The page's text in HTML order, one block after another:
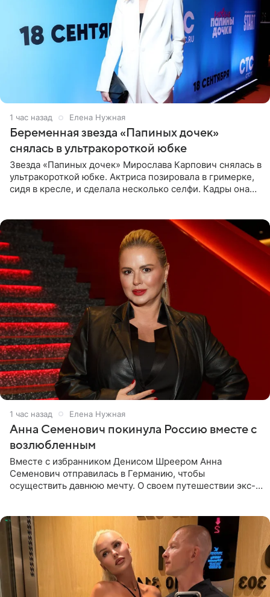
1 час назад Елена Нужная
Беременная звезда «Папиных дочек»
снялась в ультракороткой юбке
Звезда «Папиных дочек» Мирослава Карпович снялась в
ультракороткой юбке. Актриса позировала в гримерке,
сидя в кресле, и сделала несколько селфи. Кадры она
1 час назад Елена Нужная
Анна Семенович покинула Россию вместе с
возлюбленным
Вместе с избранником Денисом Шреером Анна
Семенович отправилась в Германию, чтобы
осуществить давнюю мечту. О своем путешествии экс-